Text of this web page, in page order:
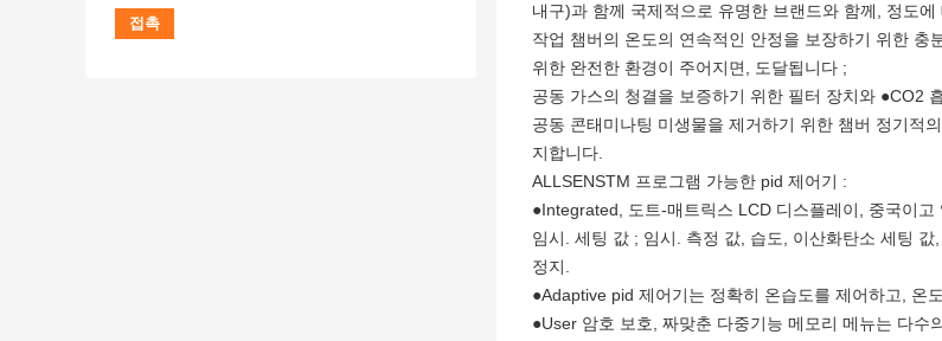
내구)과 함께 국제적으로 유명한 브랜드와 함께, 정도
작업 챔버의 온도의 연속적인 안정을 보장하기 위한
위한 완전한 환경이 주어지면, 도달됩니다 ;
공동 가스의 청결을 보증하기 위한 필터 장치와 ●CO2
공동 콘태미나팅 미생물을 제거하기 위한 챔버 정기적
지합니다.
ALLSENSTM 프로그램 가능한 pid 제어기 :
●Integrated, 도트-매트릭스 LCD 디스플레이, 중국이
임시. 세팅 값 ; 임시. 측정 값, 습도, 이산화탄소 세팅
정지.
●Adaptive pid 제어기는 정확히 온습도를 제어하고, 온
●User 암호 보호, 짜맞춘 다중기능 메모리 메뉴는 다